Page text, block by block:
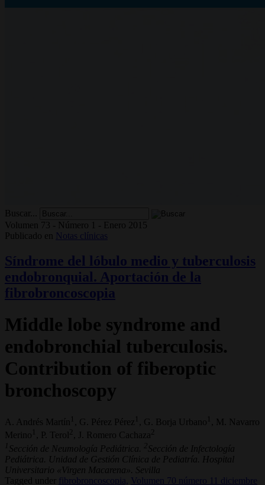
Buscar...
Volumen 73 - Número 1 - Enero 2015
Publicado en
Notas clínicas
Síndrome del lóbulo medio y tuberculosis
endobronquial. Aportación de la
fibrobroncoscopia
Middle lobe syndrome and
endobronchial tuberculosis.
Contribution of fiberoptic
bronchoscopy
A. Andrés Martín 1 , G. Pérez Pérez 1 , G. Borja Urbano 1
, M. Navarro
Merino 1 , P. Terol , J. Romero Cachaza
1 Sección de Neumología Pediátrica. 2 Sección de Infectología
Pediátrica. Unidad de Gestión Clínica de Pediatría. Hospital
Universitario «Virgen Macarena». Sevilla
Tagged under
fibrobroncoscopia, Volumen 70 número 11 diciembre